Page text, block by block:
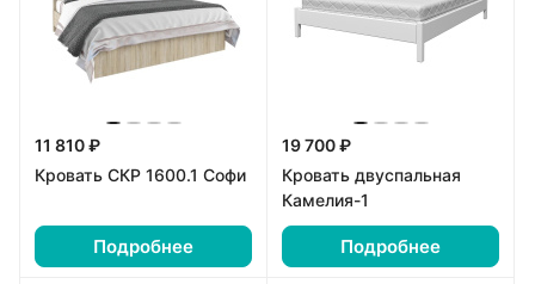
11 810 ₽
Кровать СКР 1600.1 Софи
Подробнее
19 700 ₽
Кровать двуспальная
Камелия-1
Подробнее